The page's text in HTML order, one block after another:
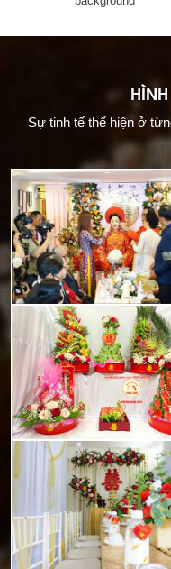
Sự tinh tế thể hiện ở